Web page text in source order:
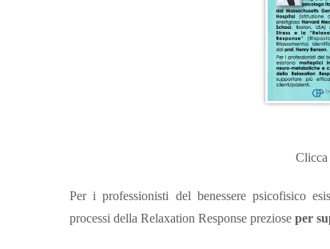
Clicca
Per i professionisti del benessere psicofisico
processi della Relaxation Response preziose per